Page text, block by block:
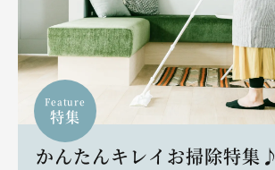
Feature
特集
かんたんキレイお掃除特集♪